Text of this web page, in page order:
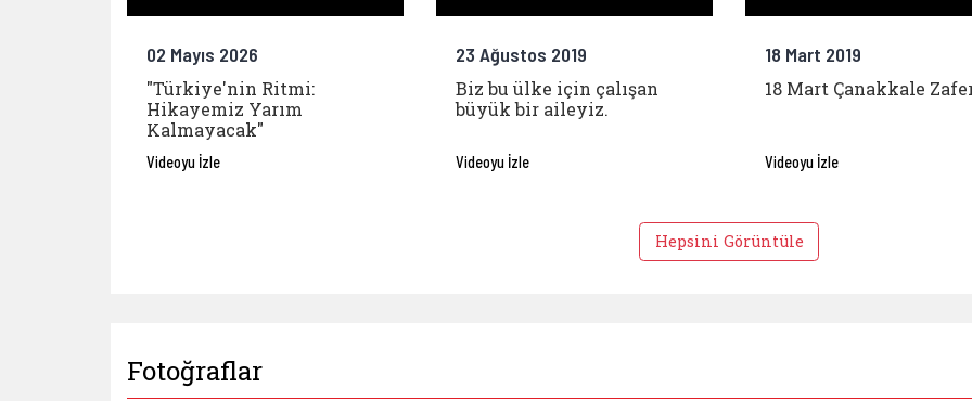
02 Mayıs 2026
"Türkiye'nin Ritmi:
Hikayemiz Yarım
Kalmayacak"
Videoyu İzle
23 Ağustos 2019
Biz bu ülke için çalışan
büyük bir aileyiz.
Videoyu İzle
18 Mart 2019
18 Mart Çanakkale
Videoyu İzle
Hepsini Görüntüle
Fotoğraflar